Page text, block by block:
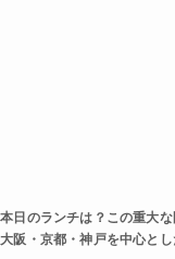
本日のランチは？この重大
大阪・京都・神戸を中心と